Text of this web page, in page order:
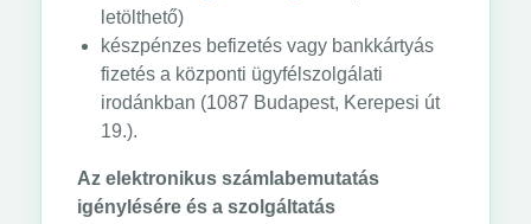
letölthető)
készpénzes befizetés vagy bankkártyás
fizetés a központi ügyfélszolgálati
irodánkban (1087 Budapest, Kerepesi út
19.).
Az elektronikus számlabemutatás
igénylésére és a szolgáltatás